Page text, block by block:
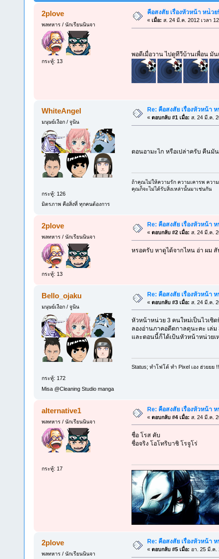
2plove
พลทหาร / นักเรียนนินจา
กระทู้: 13
คือสงสัย เรื่องหัวหน้า หน่้ว
« เมื่อ: ส. 24 มี.ค. 2012 เวลา
พอดีเมื่อวาน ไปดูทีวีบ้านเพื่อน มั
WhiteAngel
มนุษย์เงือก / จูนิน
กระทู้: 126
มิตรภาพ คือสิ่งที่ ทุกคนต้องการ
Re: คือสงสัย เรื่องหัวหน้า
« ตอบกลับ #1 เมื่อ: ส. 24 มี.ค.
ตอนอามะไก หรือเปล่าครับ คืนมั
ถ้าคุณไม่ให้ความรัก ความเคารพ ความ
คุณก็จะไม่ได้รับสิ่งเหล่านั้นมาเช่นกัน
2plove
พลทหาร / นักเรียนนินจา
กระทู้: 13
Re: คือสงสัย เรื่องหัวหน้า
« ตอบกลับ #2 เมื่อ: ส. 24 มี.ค.
หรอครับ หาดูได้จากไหน อ่า ผม
Bello_ojaku
มนุษย์เงือก / จูนิน
กระทู้: 172
Misa @Cleaning Studio manga
Re: คือสงสัย เรื่องหัวหน้า
« ตอบกลับ #3 เมื่อ: ส. 24 มี.ค.
หัวหน้าหน่วย 3 คนใหม่เป็นไวเซิ
ลองอ่านภาคอดีตกาลดุนะคะ เล่
และตอนนี้ก็ได้เป้นหัวหน้าหน่วยเ
Status; ทำโฟโต้ ทำ Pixel เอง ฮ่วยยย
alternative1
พลทหาร / นักเรียนนินจา
กระทู้: 17
Re: คือสงสัย เรื่องหัวหน้า
« ตอบกลับ #4 เมื่อ: ส. 24 มี.ค.
ชื่อ โรส คับ
ชื่อจริง โอโทริบาชิ โรจูโร่
2plove
พลทหาร / นักเรียนนินจา
Re: คือสงสัย เรื่องหัวหน้า
« ตอบกลับ #5 เมื่อ: อา. 25 มี.ค.